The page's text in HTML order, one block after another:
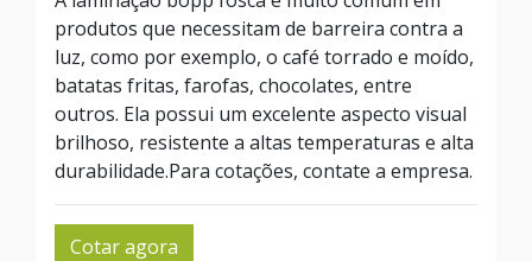
produtos que necessitam de barreira contra a
luz, como por exemplo, o café torrado e moído,
batatas fritas, farofas, chocolates, entre
outros. Ela possui um excelente aspecto visual
brilhoso, resistente a altas temperaturas e alta
durabilidade.Para cotações, contate a empresa.
Cotar agora